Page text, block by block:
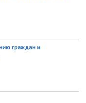
граждан и